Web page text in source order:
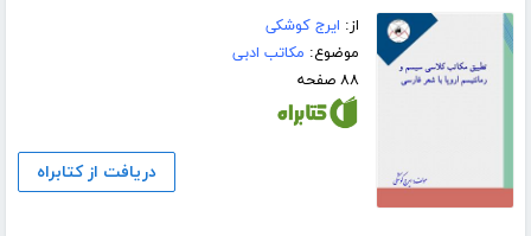
از: ایرج کوشکی
موضوع: مکاتب ادبی
۸۸ صفحه
دریافت از کتابراه